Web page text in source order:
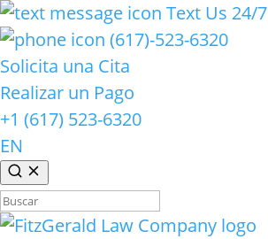
Text Us 24/7
(617)-523-6320
Solicita una Cita
Realizar un Pago
+1 (617) 523-6320
EN
Buscar: